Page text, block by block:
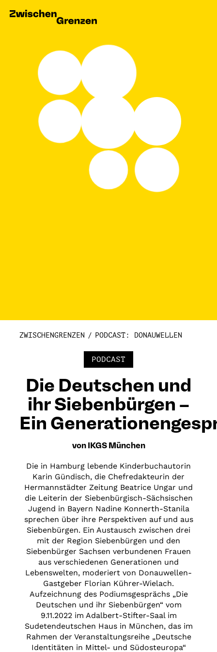
ZWISCHENGRENZEN PODCAST: DONAUWELLEN
PODCAST
Die Deutschen und
ihr Siebenbürgen –
Ein
von IKGS München
Die in Hamburg lebende Kinderbuchautorin
Karin Gündisch, die Chefredakteurin der
Hermannstädter Zeitung Beatrice Ungar und
die Leiterin der Siebenbürgisch-Sächsischen
Jugend in Bayern Nadine Konnerth-Stanila
sprechen über ihre Perspektiven auf und aus
Siebenbürgen. Ein Austausch zwischen drei
mit der Region Siebenbürgen und den
Siebenbürger Sachsen verbundenen Frauen
aus verschiedenen Generationen und
Lebenswelten, moderiert von Donauwellen-
Gastgeber Florian Kührer-Wielach.
Aufzeichnung des Podiumsgesprächs „Die
Deutschen und ihr Siebenbürgen“ vom
9.11.2022 im Adalbert-Stifter-Saal im
Sudetendeutschen Haus in München, das im
Rahmen der Veranstaltungsreihe „Deutsche
Identitäten in Mittel- und Südosteuropa“